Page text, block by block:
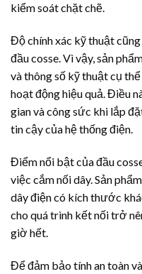
kiểm soát chặt chẽ.
Độ chính xác kỹ thuật
đầu cosse. Vì vậy, sản
và thông số kỹ thuật cụ
hoạt động hiệu quả. Điều
gian và công sức khi lắp
tin cậy của hệ thống điện.
Điểm nổi bật của đầu
việc cắm nối dây. Sản
dây điện có kích thước
cho quá trình kết nối trở
giờ hết.
Để đảm bảo tính an toàn